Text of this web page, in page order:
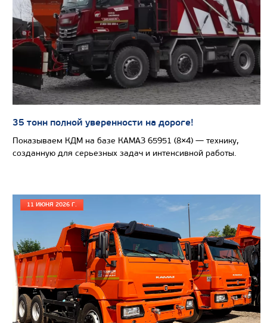
Вместимость кузова, м3
Направление разгрузки
Колесная формула
Узнать цену
35 тонн полной уверенности на дороге!
Показываем КДМ на базе КАМАЗ 65951 (8×4) — технику,
созданную для серьезных задач и интенсивной работы.
11 ИЮНЯ 2026 Г.